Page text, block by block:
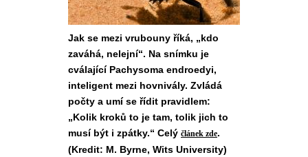
Jak se mezi vrubouny říká, „kdo
zaváhá, nelejní“. Na snímku je
cválající Pachysoma endroedyi,
inteligent mezi hovnivály. Zvládá
počty a umí se řídit pravidlem:
„Kolik kroků to je tam, tolik jich to
musí být i zpátky.“ Celý článek zde.
(Kredit: M. Byrne, Wits University)